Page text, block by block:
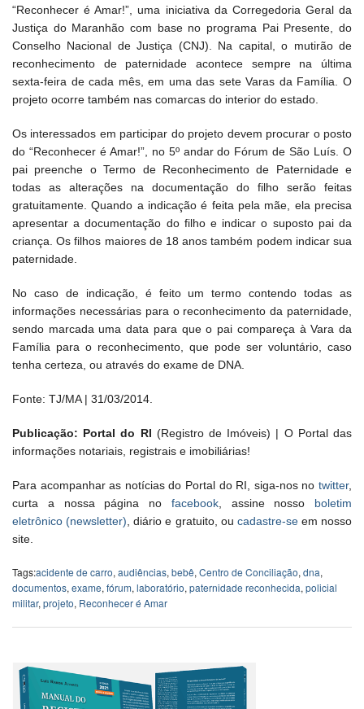
“Reconhecer é Amar!”, uma iniciativa da Corregedoria Geral da
Justiça do Maranhão com base no programa Pai Presente, do
Conselho Nacional de Justiça (CNJ). Na capital, o mutirão de
reconhecimento de paternidade acontece sempre na última
sexta-feira de cada mês, em uma das sete Varas da Família. O
projeto ocorre também nas comarcas do interior do estado.
Os interessados em participar do projeto devem procurar o posto
do “Reconhecer é Amar!”, no 5º andar do Fórum de São Luís. O
pai preenche o Termo de Reconhecimento de Paternidade e
todas as alterações na documentação do filho serão feitas
gratuitamente. Quando a indicação é feita pela mãe, ela precisa
apresentar a documentação do filho e indicar o suposto pai da
criança. Os filhos maiores de 18 anos também podem indicar sua
paternidade.
No caso de indicação, é feito um termo contendo todas as
informações necessárias para o reconhecimento da paternidade,
sendo marcada uma data para que o pai compareça à Vara da
Família para o reconhecimento, que pode ser voluntário, caso
tenha certeza, ou através do exame de DNA.
Fonte: TJ/MA | 31/03/2014.
Publicação: Portal do RI (Registro de Imóveis) | O Portal das
informações notariais, registrais e imobiliárias!
Para acompanhar as notícias do Portal do RI, siga-nos no twitter,
curta a nossa página no facebook, assine nosso boletim
eletrônico (newsletter) , diário e gratuito, ou cadastre-seem nosso
site.
Tags:acidente de carro, audiências, bebê, Centro de Conciliação, dna,
documentos, exame, fórum, laboratório, paternidade reconhecida, policial
militar, projeto, Reconhecer é Amar